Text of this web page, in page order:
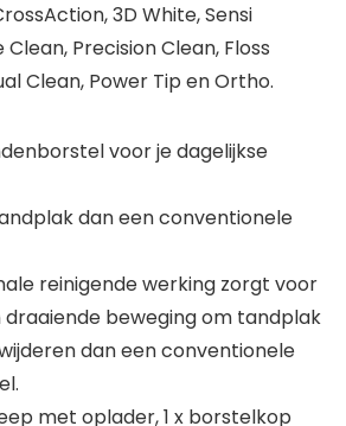
3D White, Sensi
Precision Clean, Floss
Clean, Power Tip en Ortho.
voor je dagelijkse
dan een conventionele
reinigende werking zorgt voor
draaiende beweging om tandplak
dan een conventionele
met oplader, 1 x borstelkop